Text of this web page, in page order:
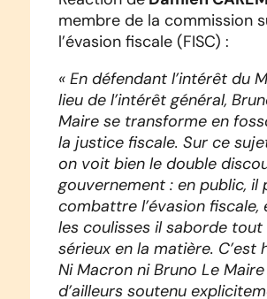
membre de la commission
l’évasion fiscale (FISC) :
« En défendant l’intérêt du
lieu de l’intérêt général,
Maire se transforme en
la justice fiscale. Sur ce
on voit bien le double
gouvernement : en public, il
combattre l’évasion fiscale,
les coulisses il saborde
sérieux en la matière. C’est
Ni Macron ni Bruno Le Maire
d’ailleurs soutenu